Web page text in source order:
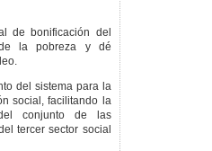
de bonificación del
la pobreza y dé
del sistema para la
social, facilitando la
conjunto de las
tercer sector social